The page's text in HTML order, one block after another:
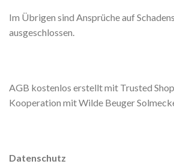
Im Übrigen sind Ansprüche auf
ausgeschlossen.
AGB kostenlos erstellt mit Trusted
Kooperation mit Wilde Beuger
Datenschutz